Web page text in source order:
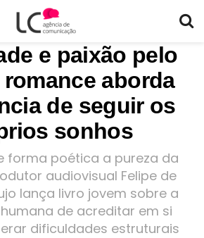
e paixão pelo
aborda
de seguir os
sonhos
forma poética a pureza da
audiovisual Felipe de
lança livro jovem sobre a
de acreditar em si
dificuldades estruturais